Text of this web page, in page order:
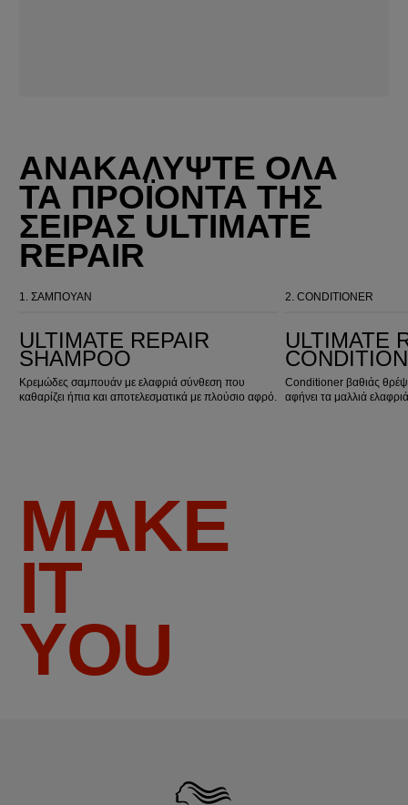
ΑΝΑΚΑΛΥΨΤΕ ΟΛΑ
ΤΑ ΠΡΟΪΟΝΤΑ ΤΗΣ
ΣΕΙΡΑΣ ULTIMATE
REPAIR
1.ΣΑΜΠΟΥΑΝ
ULTIMATE REPAIR
SHAMPOO
Κρεμώδες σαμπουάν με ελαφριά σύνθεση που
καθαρίζει ήπια και αποτελεσματικά με πλούσιο αφρό.
2.CONDITIONER
ULTIMATE
Conditioner βαθιάς
αφήνει τα μαλλιά
MAKE
IT
YOU